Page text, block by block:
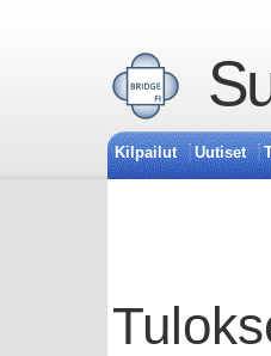
Kilpailut Uutiset